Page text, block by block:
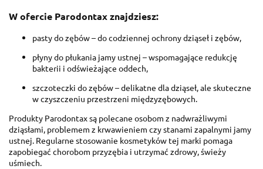
W ofercie Parodontax znajdziesz:
pasty do zębów – do codziennej ochrony dziąseł i zębów,
płyny do płukania jamy ustnej – wspomagające redukcję
bakterii i odświeżające oddech,
szczoteczki do zębów – delikatne dla dziąseł, ale skuteczne
w czyszczeniu przestrzeni międzyzębowych.
Produkty Parodontax są polecane osobom z nadwrażliwymi
dziąsłami, problemem z krwawieniem czy stanami zapalnymi jamy
ustnej. Regularne stosowanie kosmetyków tej marki pomaga
zapobiegać chorobom przyzębia i utrzymać zdrowy, świeży
uśmiech.